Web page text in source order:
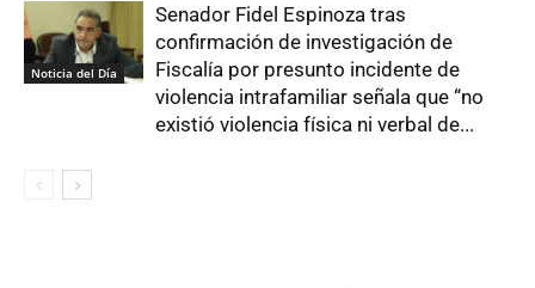
Noticia del Día
Senador Fidel Espinoza tras
confirmación de investigación de
Fiscalía por presunto incidente de
violencia intrafamiliar señala que “no
existió violencia física ni verbal de...